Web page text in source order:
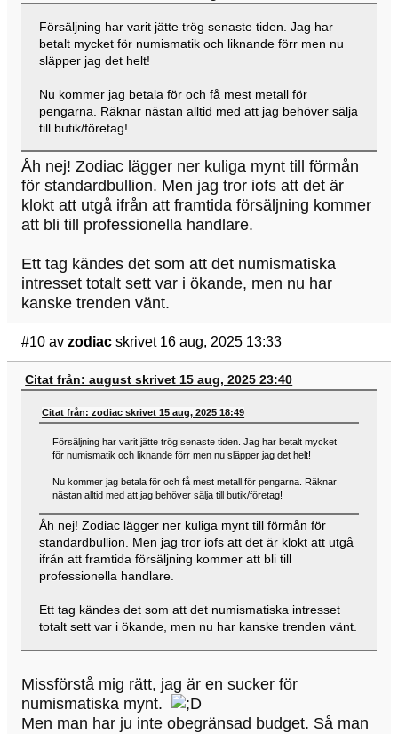
Försäljning har varit jätte trög senaste tiden. Jag har
betalt mycket för numismatik och liknande förr men nu
släpper jag det helt!
Nu kommer jag betala för och få mest metall för
pengarna. Räknar nästan alltid med att jag behöver sälja
till butik/företag!
Åh nej! Zodiac lägger ner kuliga mynt till förmån
för standardbullion. Men jag tror iofs att det är
klokt att utgå ifrån att framtida försäljning kommer
att bli till professionella handlare.
Ett tag kändes det som att det numismatiska
intresset totalt sett var i ökande, men nu har
kanske trenden vänt.
#10 av zodiac skrivet 16 aug, 2025 13:33
Citat från: august skrivet 15 aug, 2025 23:40
Citat från: zodiac skrivet 15 aug, 2025 18:49
Försäljning har varit jätte trög senaste tiden. Jag har betalt mycket
för numismatik och liknande förr men nu släpper jag det helt!
Nu kommer jag betala för och få mest metall för pengarna. Räknar
nästan alltid med att jag behöver sälja till butik/företag!
Åh nej! Zodiac lägger ner kuliga mynt till förmån för
standardbullion. Men jag tror iofs att det är klokt att utgå
ifrån att framtida försäljning kommer att bli till
professionella handlare.
Ett tag kändes det som att det numismatiska intresset
totalt sett var i ökande, men nu har kanske trenden vänt.
Missförstå mig rätt, jag är en sucker för
numismatiska mynt.
Men man har ju inte obegränsad budget. Så man